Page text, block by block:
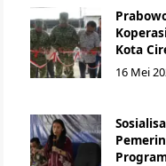
Kota
16 Mei